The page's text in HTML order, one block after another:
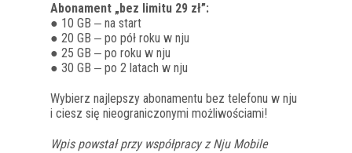
Abonament „bez limitu 29 zł”:
● 10 GB ‒ na start
● 20 GB ‒ po pół roku w nju
● 25 GB ‒ po roku w nju
● 30 GB ‒ po 2 latach w nju
Wybierz najlepszy abonamentu bez telefonu w nju
i ciesz się nieograniczonymi możliwościami!
Wpis powstał przy współpracy z Nju Mobile